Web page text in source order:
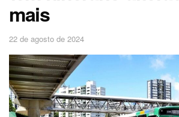
mais
22 de agosto de 2024